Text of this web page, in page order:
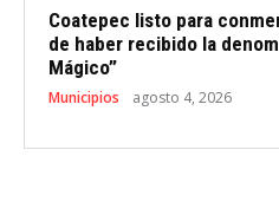
Coatepec listo para
de haber recibido la
Mágico”
Municipios agosto 4, 2026